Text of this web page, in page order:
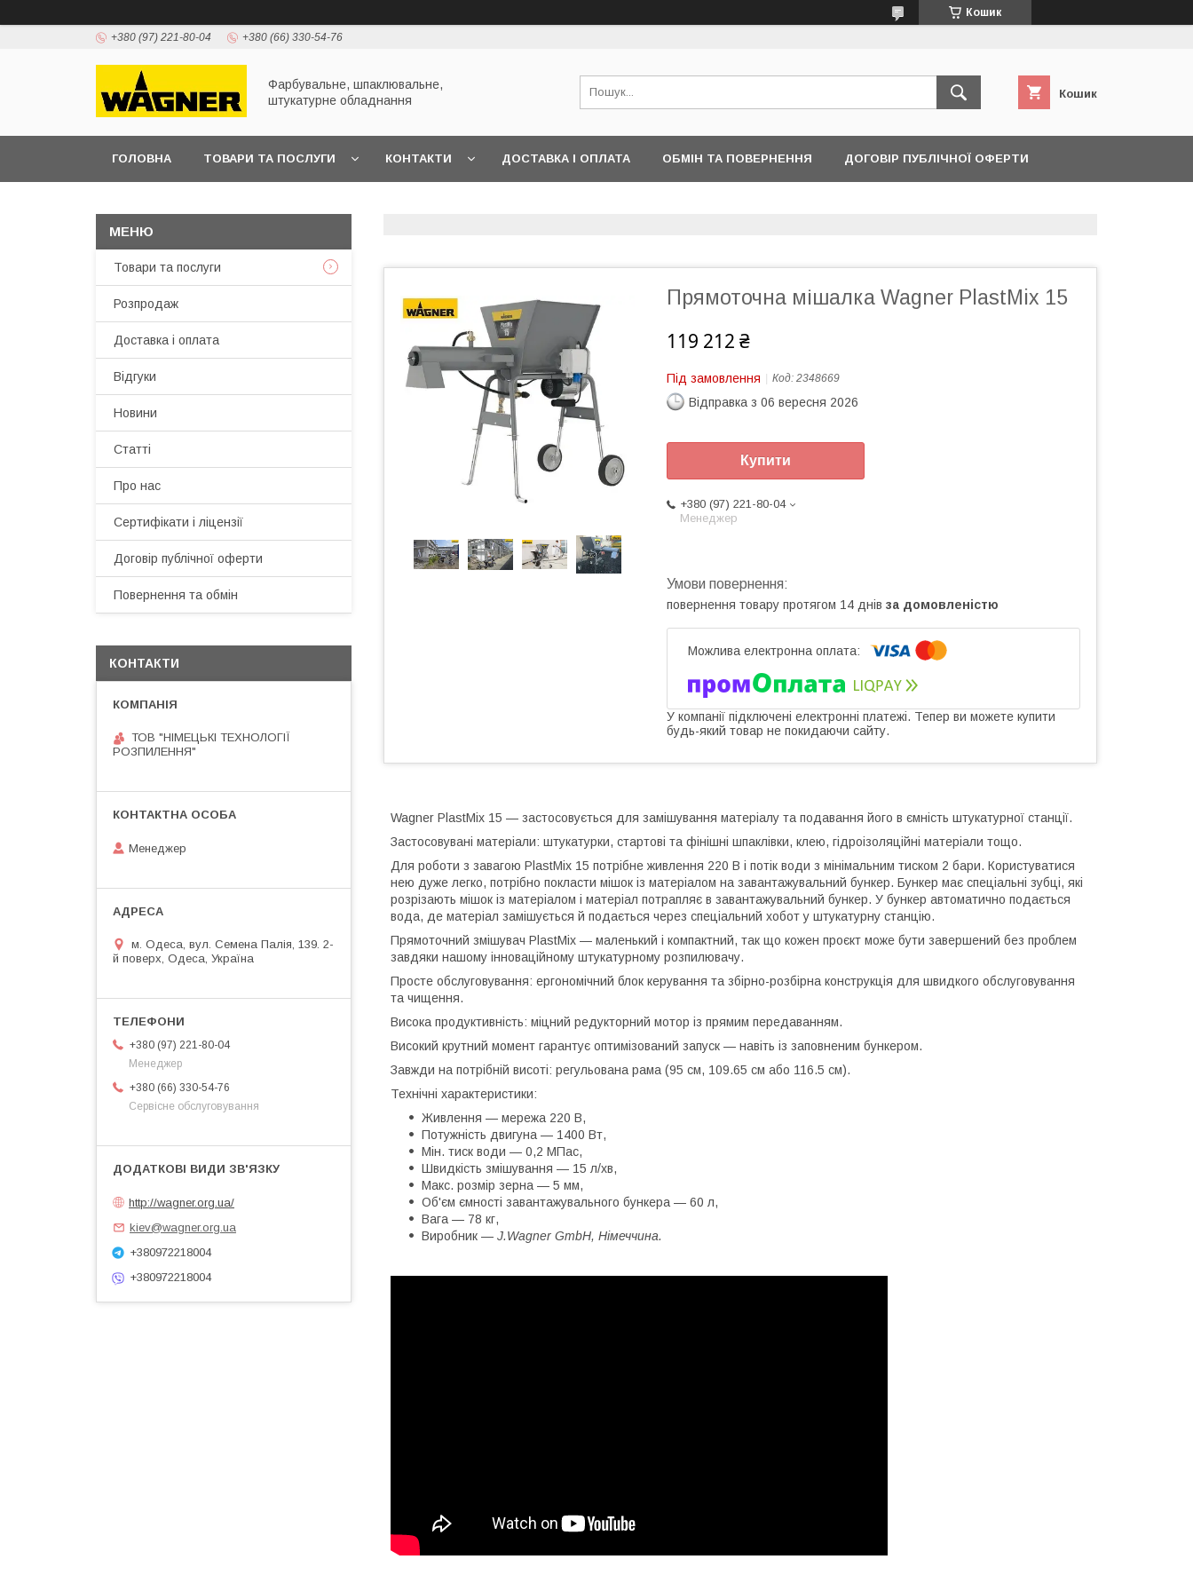
Кошик
+380 (97) 221-80-04 +380 (66) 330-54-76
Фарбувальне, шпаклювальне,
штукатурне обладнання
Кошик
ГОЛОВНА ТОВАРИ ТА ПОСЛУГИ КОНТАКТИ ДОСТАВКА І ОПЛАТА ОБМІН ТА ПОВЕРНЕННЯ ДОГОВІР ПУБЛІЧНОЇ ОФЕРТИ
Прямоточна мішалка Wagner PlastMix 15
119 212 ₴
Під замовлення Код: 2348669
Відправка з 06 вересня 2026
Купити
+380 (97) 221-80-04
Менеджер
повернення товару протягом 14 днів за домовленістю
У компанії підключені електронні платежі. Тепер ви можете купити
будь-який товар не покидаючи сайту.
Wagner PlastMix 15 — застосовується для замішування матеріалу та подавання його в ємність штукатурної станції.
Застосовувані матеріали: штукатурки, стартові та фінішні шпаклівки, клею, гідроізоляційні матеріали тощо.
Для роботи з завагою PlastMix 15 потрібне живлення 220 В і потік води з мінімальним тиском 2 бари. Користуватися
нею дуже легко, потрібно покласти мішок із матеріалом на завантажувальний бункер. Бункер має спеціальні зубці, які
розрізають мішок із матеріалом і матеріал потрапляє в завантажувальний бункер. У бункер автоматично подається
вода, де матеріал замішується й подається через спеціальний хобот у штукатурну станцію.
Прямоточний змішувач PlastMix — маленький і компактний, так що кожен проєкт може бути завершений без проблем
завдяки нашому інноваційному штукатурному розпилювачу.
Просте обслуговування: ергономічний блок керування та збірно-розбірна конструкція для швидкого обслуговування
та чищення.
Висока продуктивність: міцний редукторний мотор із прямим передаванням.
Високий крутний момент гарантує оптимізований запуск — навіть із заповненим бункером.
Завжди на потрібній висоті: регульована рама (95 см, 109.65 см або 116.5 см).
Технічні характеристики:
Живлення — мережа 220 В,
Потужність двигуна — 1400 Вт,
Мін. тиск води — 0,2 МПас,
Швидкість змішування — 15 л/хв,
Макс. розмір зерна — 5 мм,
Об'єм ємності завантажувального бункера — 60 л,
Вага — 78 кг,
Виробник — J.Wagner GmbH, Німеччина.
Товари та послуги
Розпродаж
Доставка і оплата
Відгуки
Новини
Статті
Про нас
Сертифікати і ліцензії
Договір публічної оферти
Повернення та обмін
КОНТАКТИ
ТОВ "НІМЕЦЬКІ ТЕХНОЛОГІЇ
РОЗПИЛЕННЯ"
Менеджер
м. Одеса, вул. Семена Палія, 139. 2-
й поверх, Одеса, Україна
+380 (97) 221-80-04
Менеджер
+380 (66) 330-54-76
Сервісне обслуговування
http://wagner.org.ua/
kiev@wagner.org.ua
+380972218004
+380972218004